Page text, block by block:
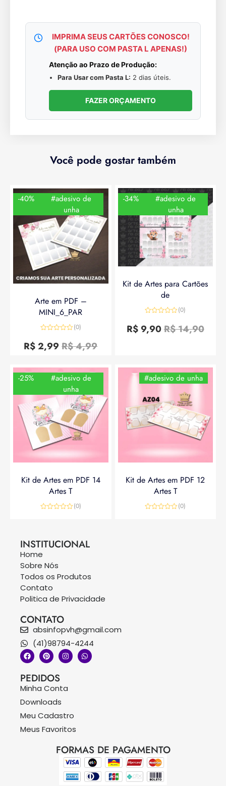
IMPRIMA SEUS CARTÕES CONOSCO!
(PARA USO COM PASTA L APENAS!)
Atenção ao Prazo de Produção:
Para Usar com Pasta L: 2 dias úteis.
FAZER ORÇAMENTO
Você pode gostar também
-40%
#adesivo de
unha
Arte em PDF –
MINI_6_PAR
0
de
(0)
R$4,99
R$2,99
-34%
#adesivo de
unha
Kit de Artes para Cartões
de
0
de
(0)
R$14,90
R$9,90
-25%
#adesivo de
unha
Kit de Artes em PDF 14
Artes T
(0)
#adesivo de unha
Kit de Artes em PDF 12
Artes T
(0)
INSTITUCIONAL
Home
Sobre Nós
Todos os Produtos
Contato
Politica de Privacidade
CONTATO
absinfopvh@gmail.com
(41)98794-4244
PEDIDOS
Minha Conta
Downloads
Meu Cadastro
Meus Favoritos
FORMAS DE PAGAMENTO